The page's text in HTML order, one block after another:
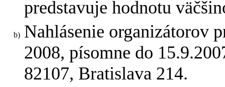
predstavuje hodnotu
Nahlásenie organizátorov
2008, písomne do
82107, Bratislava 214.